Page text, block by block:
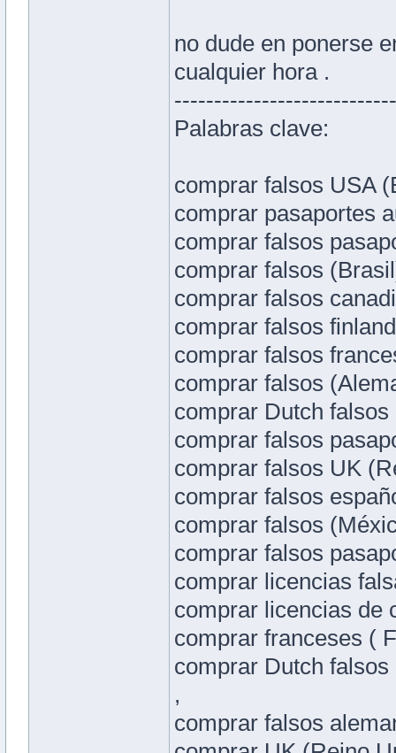
no dude en ponerse
cualquier hora .
Palabras clave:
comprar falsos USA
comprar pasaportes
comprar falsos
comprar falsos
comprar falsos
comprar falsos
comprar falsos
comprar falsos
comprar Dutch
comprar falsos
comprar falsos UK
comprar falsos
comprar falsos
comprar falsos
comprar licencias
comprar licencias de
comprar franceses (
comprar Dutch
,
comprar falsos